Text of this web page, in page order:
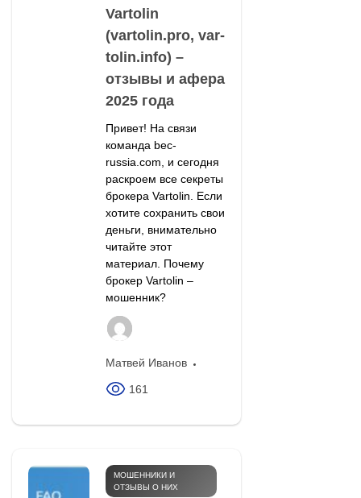
Vartolin
(vartolin.pro, var-
tolin.info) –
отзывы и афера
2025 года
Привет! На связи
команда bec-
russia.com, и сегодня
раскроем все секреты
брокера Vartolin. Если
хотите сохранить свои
деньги, внимательно
читайте этот
материал. Почему
брокер Vartolin –
мошенник?
Матвей Иванов
161
МОШЕННИКИ И
ОТЗЫВЫ О НИХ